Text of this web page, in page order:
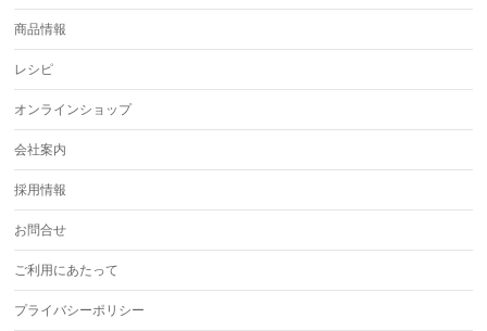
商品情報
レシピ
オンラインショップ
会社案内
採用情報
お問合せ
ご利用にあたって
プライバシーポリシー